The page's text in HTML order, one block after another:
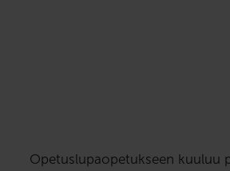
Opetuslupaopetukseen kuuluu